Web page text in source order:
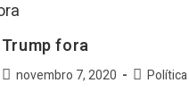
Trump fora
novembro 7, 2020 Política